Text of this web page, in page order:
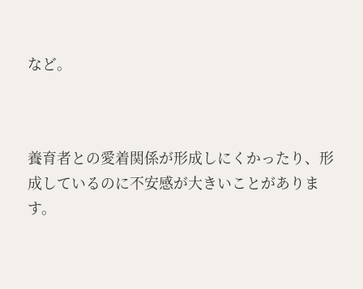
など。
養育者との愛着関係が形成しにくかったり、形
成しているのに不安感が大きいことがありま
す。